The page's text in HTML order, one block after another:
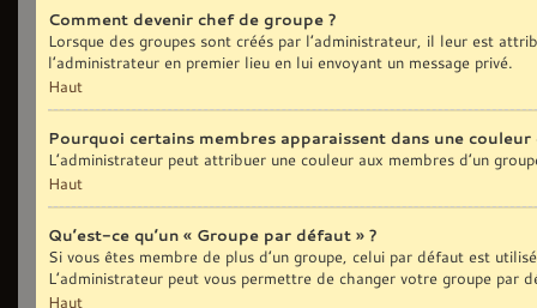
Comment devenir chef de groupe ?
Lorsque des groupes sont créés par l’administrateur, il leur est
l’administrateur en premier lieu en lui envoyant un message privé.
Haut
Pourquoi certains membres apparaissent dans une
L’administrateur peut attribuer une couleur aux membres d’un
Haut
Qu’est-ce qu’un « Groupe par défaut » ?
Si vous êtes membre de plus d’un groupe, celui par défaut est
L’administrateur peut vous permettre de changer votre groupe par
Haut